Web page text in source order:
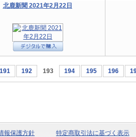
北鹿新聞 2021年2月22日
191 192 193 194 195 196
報保護方針 特定商取引法に基づく表示